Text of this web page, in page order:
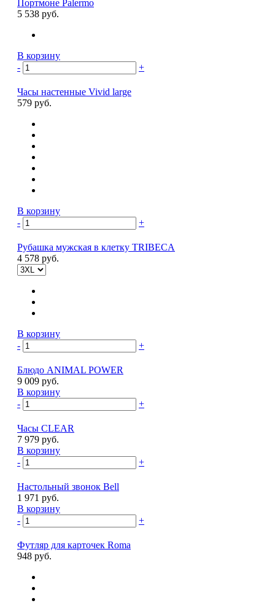
Портмоне Palermo
5 538 руб.
В корзину
-
+
Часы настенные Vivid large
579 руб.
В корзину
-
+
Рубашка мужская в клетку TRIBECA
4 578 руб.
В корзину
-
+
Блюдо ANIMAL POWER
9 009 руб.
В корзину
-
+
Часы CLEAR
7 979 руб.
В корзину
-
+
Настольный звонок Bell
1 971 руб.
В корзину
-
+
Футляр для карточек Roma
948 руб.